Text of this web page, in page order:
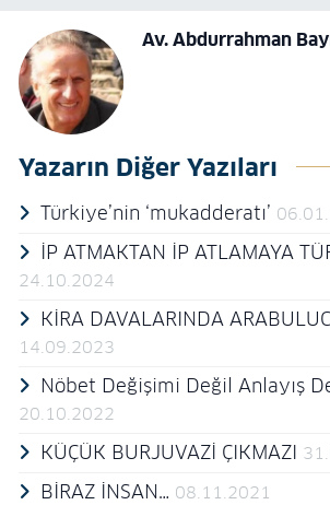
Av. Abdurrahman
Yazarın Diğer Yazıları
Türkiye’nin ‘mukadderatı’
İP ATMAKTAN İP ATLAMAYA
24.10.2024
KİRA DAVALARINDA
14.09.2023
Nöbet Değişimi Değil Anlayış
20.10.2022
KÜÇÜK BURJUVAZİ ÇIKMAZI
BİRAZ İNSAN… 08.11.2021